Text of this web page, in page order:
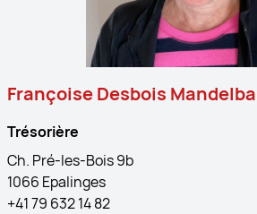
Françoise Desbois
Trésorière
Ch. Pré-les-Bois 9b
1066 Epalinges
+41 79 632 14 82